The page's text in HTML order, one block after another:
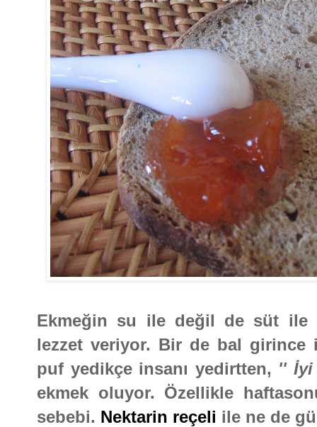
Ekmeğin su ile değil de süt ile
lezzet veriyor. Bir de bal girince
puf yedikçe insanı yedirtten, '' İyi
ekmek oluyor. Özellikle
sebebi. Nektarin reçeli ile ne de